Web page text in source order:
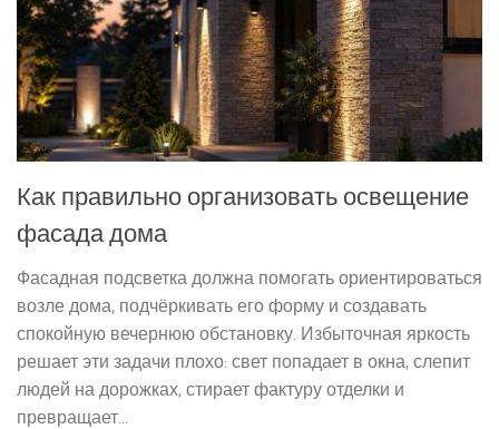
Как правильно организовать освещение
фасада дома
Фасадная подсветка должна помогать ориентироваться
возле дома, подчёркивать его форму и создавать
спокойную вечернюю обстановку. Избыточная яркость
решает эти задачи плохо: свет попадает в окна, слепит
людей на дорожках, стирает фактуру отделки и
превращает...